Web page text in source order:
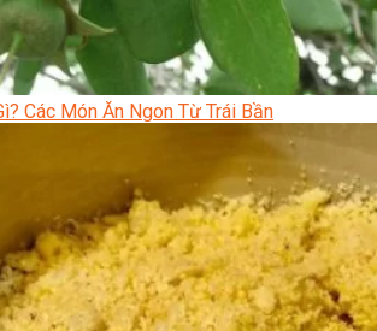
Các Món Ăn Ngon Từ Trái Bần